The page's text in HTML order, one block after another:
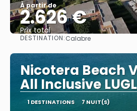
À partir de
2.626 €
Prix ​​total
DESTINATION:Calabre
Nicotera Beach
All Inclusive
1 DESTINATIONS 7 NUIT(S)